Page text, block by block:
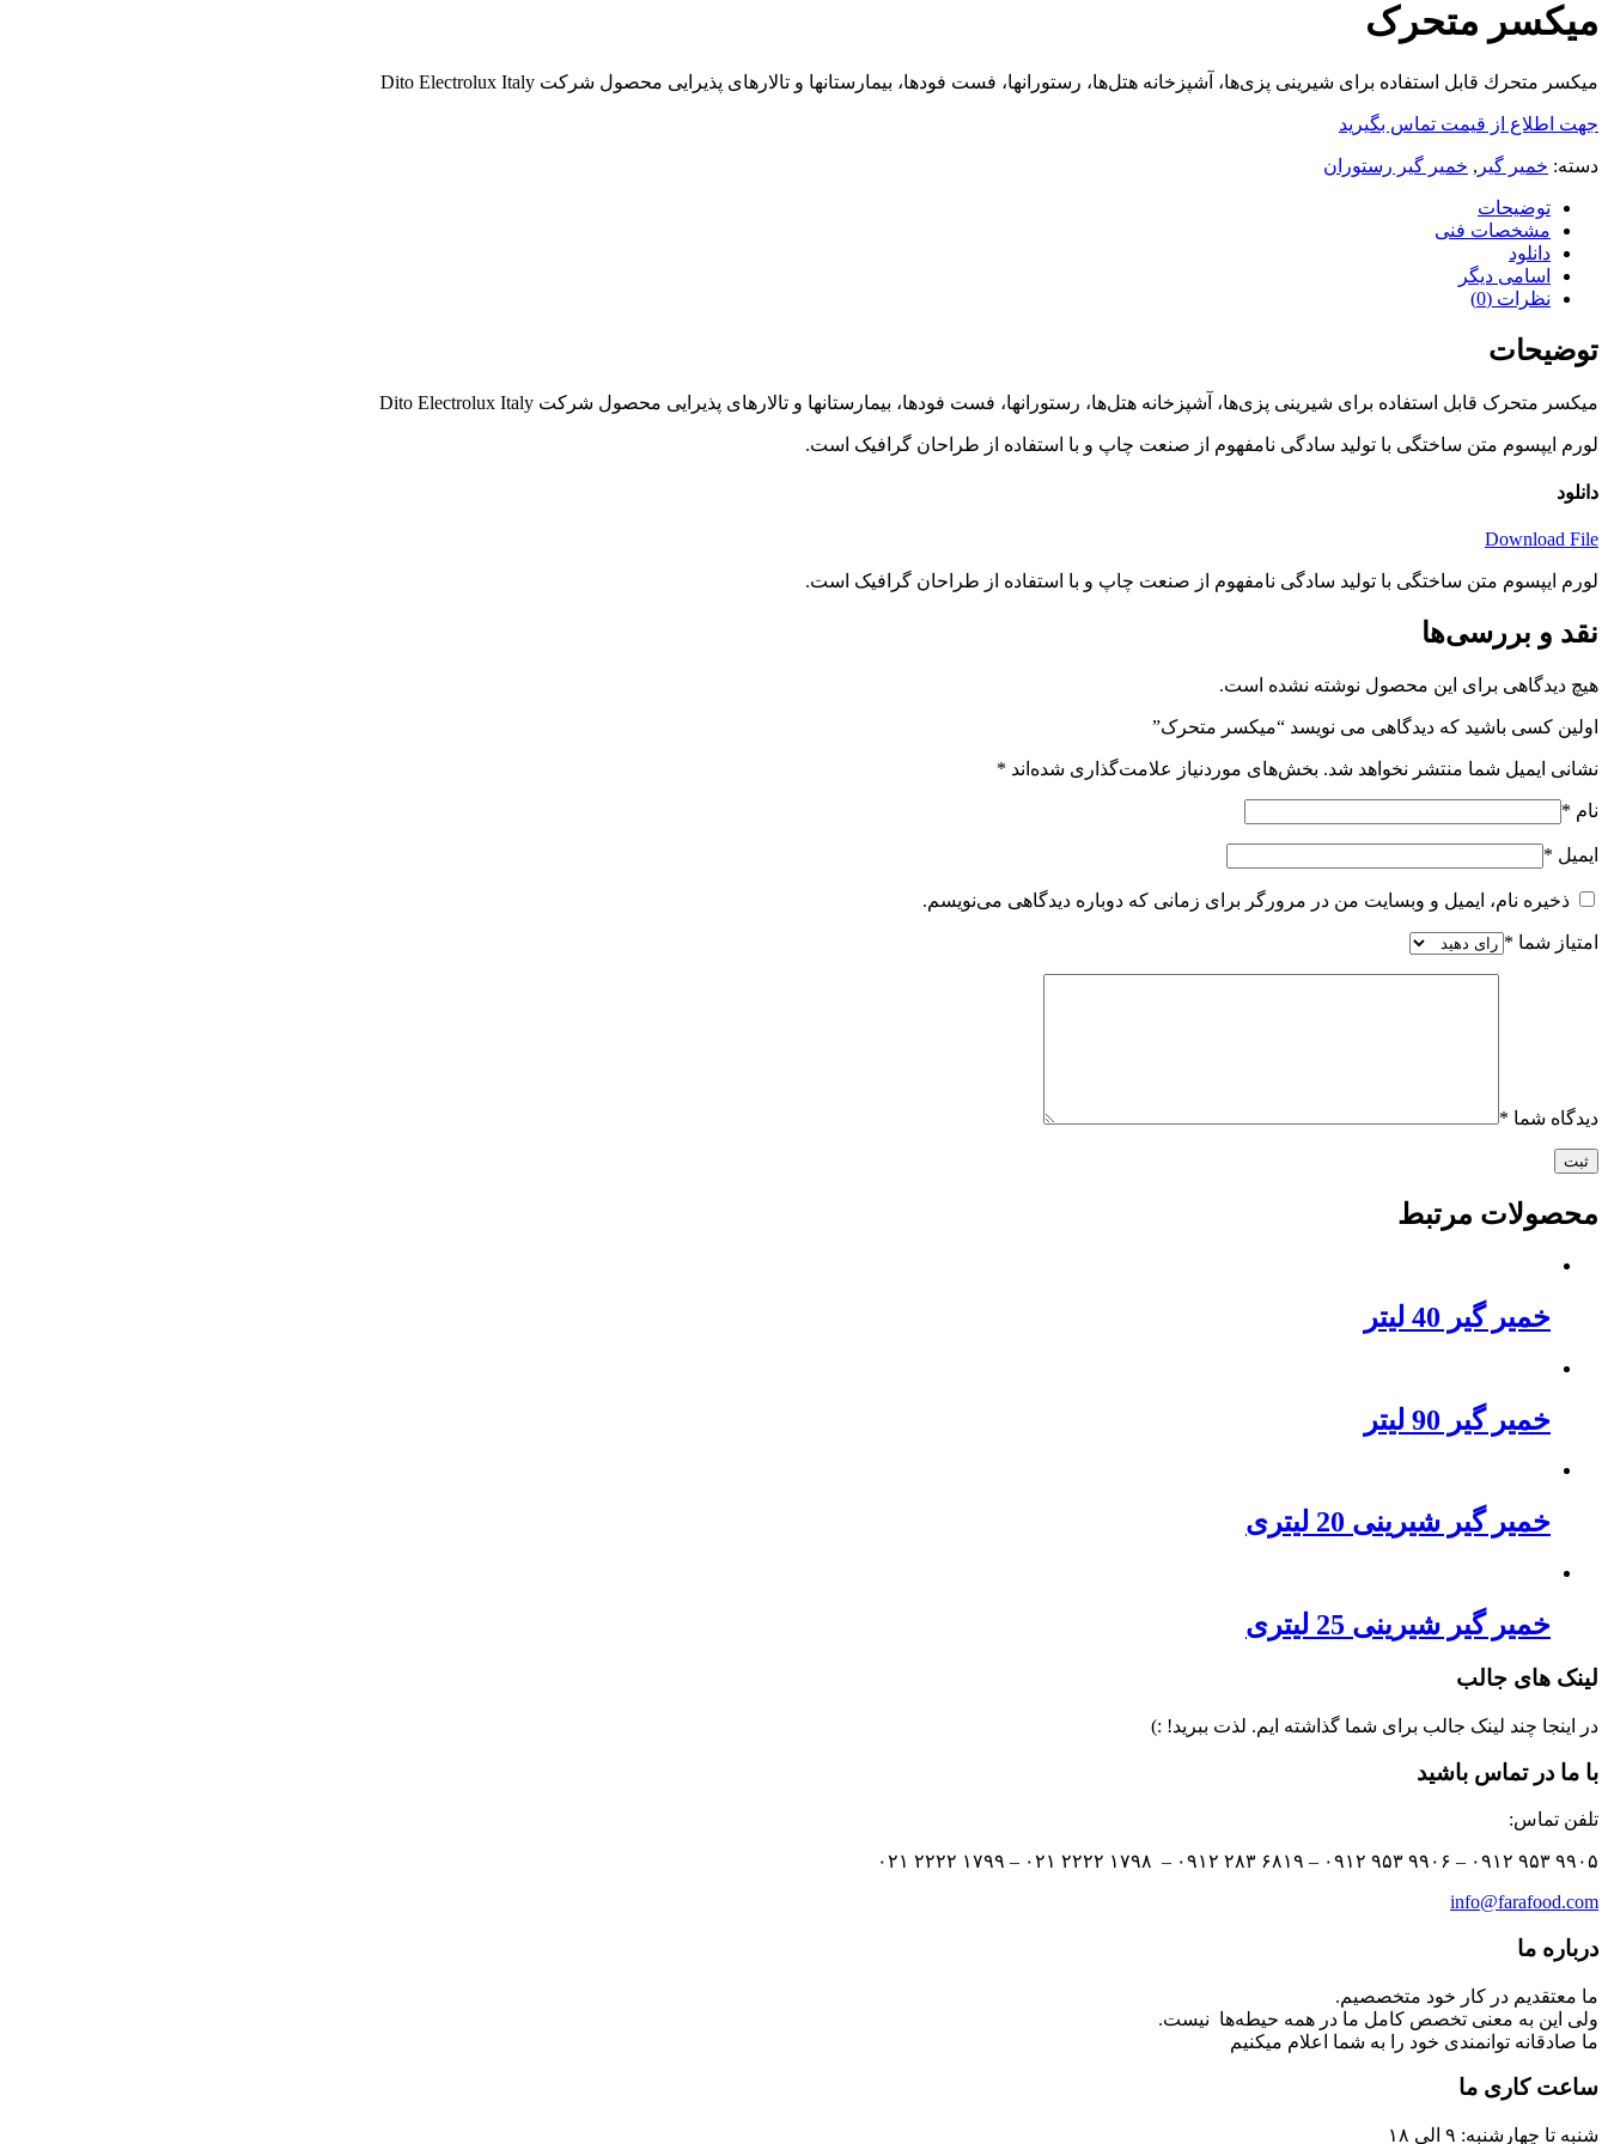
میکسر متحرک
میكسر متحرك قابل استفاده برای شیرینی پزی‌ها، آشپزخانه هتل‌ها، رستورانها، فست فودها، بیمارستانها و تالار‌های پذیرایی محصول شركت Dito Electrolux Italy
جهت اطلاع از قیمت تماس بگیرید
دسته: خمیر گیر , خمیر گیر رستوران
توضیحات
مشخصات فنی
دانلود
اسامی دیگر
نظرات (0)
توضیحات
میکسر متحرک قابل استفاده برای شیرینی پزی‌ها، آشپزخانه هتل‌ها، رستورانها، فست فودها، بیمارستانها و تالار‌های پذیرایی محصول شرکت Dito Electrolux Italy
لورم ایپسوم متن ساختگی با تولید سادگی نامفهوم از صنعت چاپ و با استفاده از طراحان گرافیک است.
دانلود
Download File
لورم ایپسوم متن ساختگی با تولید سادگی نامفهوم از صنعت چاپ و با استفاده از طراحان گرافیک است.
نقد و بررسی‌ها
هیچ دیدگاهی برای این محصول نوشته نشده است.
اولین کسی باشید که دیدگاهی می نویسد “میکسر متحرک”
نشانی ایمیل شما منتشر نخواهد شد. بخش‌های موردنیاز علامت‌گذاری شده‌اند *
نام *
ایمیل *
ذخیره نام، ایمیل و وبسایت من در مرورگر برای زمانی که دوباره دیدگاهی می‌نویسم.
امتیاز شما *
دیدگاه شما *
محصولات مرتبط
خمیر گیر 40 لیتر
خمیر گیر 90 لیتر
خمیر گیر شیرینی 20 لیتری
خمیر گیر شیرینی 25 لیتری
لینک های جالب
در اینجا چند لینک جالب برای شما گذاشته ایم. لذت ببرید! :)
با ما در تماس باشید
تلفن تماس:
۹۹۰۵ ۹۵۳ ۰۹۱۲ – ۹۹۰۶ ۹۵۳ ۰۹۱۲ – ۶۸۱۹ ۲۸۳ ۰۹۱۲ – ۱۷۹۸ ۲۲۲۲ ۰۲۱ – ۱۷۹۹ ۲۲۲۲ ۰۲۱
info@farafood.com
درباره ما
ما معتقدیم در کار خود متخصصیم.
ولی این به معنی تخصص کامل ما در همه حیطه‌ها نیست.
ما صادقانه توانمندی خود را به شما اعلام میکنیم
ساعت کاری ما
شنبه تا چهارشنبه: ۹ الی ۱۸